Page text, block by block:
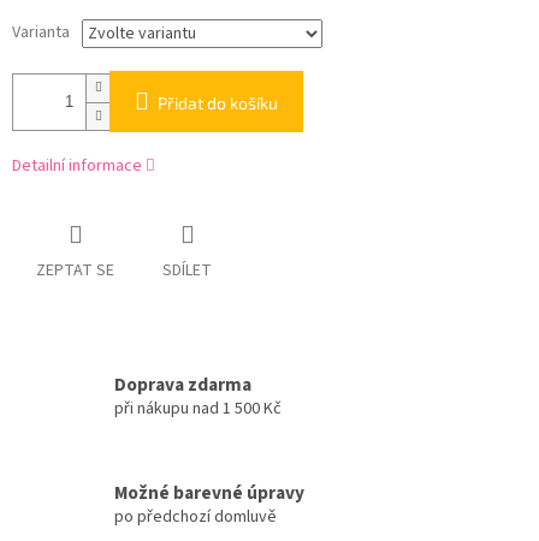
Varianta
Přidat do košíku
Detailní informace
ZEPTAT SE SDÍLET
Doprava zdarma
při nákupu nad 1 500 Kč
Možné barevné úpravy
po předchozí domluvě